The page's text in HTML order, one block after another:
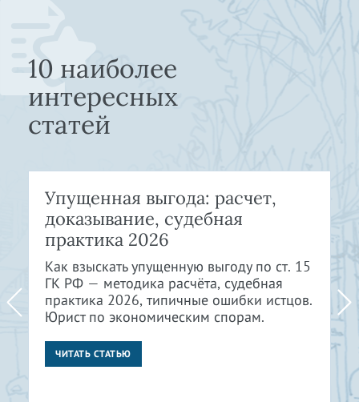
10 наиболее
интересных
статей
Упущенная выгода: расчет,
доказывание, судебная
практика 2026
Как взыскать упущенную выгоду по ст. 15
ГК РФ — методика расчёта, судебная
практика 2026, типичные ошибки истцов.
Юрист по экономическим спорам.
ЧИТАТЬ СТАТЬЮ